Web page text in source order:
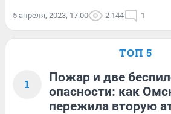
5 апреля, 2023, 17:00 2 144 1
ТОП 5
1
Пожар и две
опасности: как
пережила вторую